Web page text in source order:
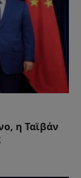
η Ταϊβάν